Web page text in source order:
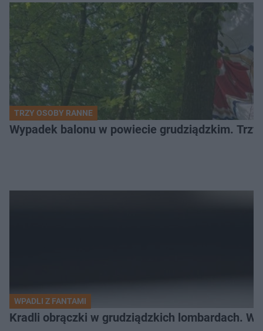
TRZY OSOBY RANNE
Wypadek balonu w powiecie grudziądzkim.
WPADLI Z FANTAMI
Kradli obrączki w grudziądzkich lombardach.